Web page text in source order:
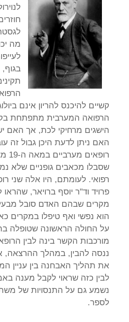
מה
קשיים להיכנס להריון אינם
הרפואה המערבית מתפתחת
הישגים מרחיקי לכת, אך האם
האם ניתן לדעת היכן גבול זה
שסבלו מכאבים גופניים שלא
רפואי. לעומתם, היו אלה שני
פרויד וד"ר יוסף ברויאר,
מקרים שבהם האדם סובל
הוא נפשי ואף טיפלו במקרים
על החולה הראשונה שטופלה
מורכבות הקשר בינה לבין
ננסה להבין, במהלך ההרצאה,
את תהליך האבחנה בין עניין
לבין כזה שראוי לקבל מענה
נשמע גם על התנסויות של
לספר.